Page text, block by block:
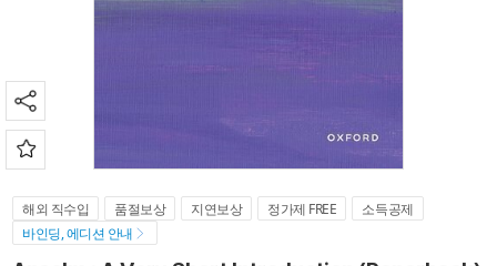
해외 직수입 품절보상 지연보상 정가제 FREE
소득공제
바인딩, 에디션 안내